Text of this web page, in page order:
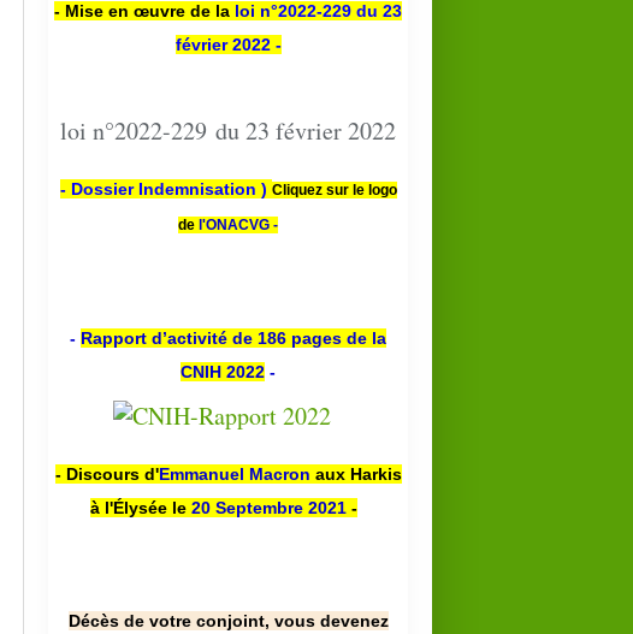
- Mise en œuvre de la loi n°2022-229 du 23
février 2022 -
loi n°2022-229 du 23 février 2022
- Dossier Indemnisation ) Cliquez sur le logo
de l'ONACVG -
- Rapport d’activité de 186 pages de la
CNIH 2022 -
- Discours d'Emmanuel Macron aux Harkis
à l'Élysée le 20 Septembre 2021 -
Décès de votre conjoint, vous devenez